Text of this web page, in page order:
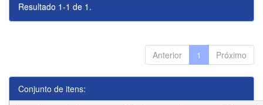
Resultado 1-1 de 1.
Anterior 1 Próximo
Conjunto de itens: